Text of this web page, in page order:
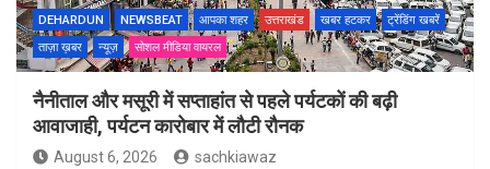
DEHARDUN NEWSBEAT आपका शहर उत्तराखंड खबर हटकर
ट्रेंडिंग खबरें
ताज़ा ख़बर
न्यूज़ सोशल मीडिया वायरल
नैनीताल और मसूरी में सप्ताहांत से पहले पर्यटकों की बढ़ी
आवाजाही, पर्यटन कारोबार में लौटी रौनक
August 6, 2026 sachkiawaz